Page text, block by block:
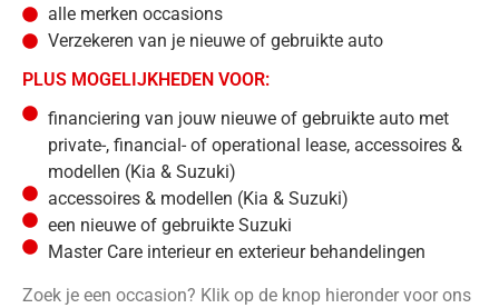
alle merken occasions
Verzekeren van je nieuwe of gebruikte auto
PLUS MOGELIJKHEDEN VOOR:
financiering van jouw nieuwe of gebruikte auto met
private-, financial- of operational lease, accessoires &
modellen (Kia & Suzuki)
accessoires & modellen (Kia & Suzuki)
een nieuwe of gebruikte Suzuki
Master Care interieur en exterieur behandelingen
Zoek je een occasion? Klik op de knop hieronder voor ons